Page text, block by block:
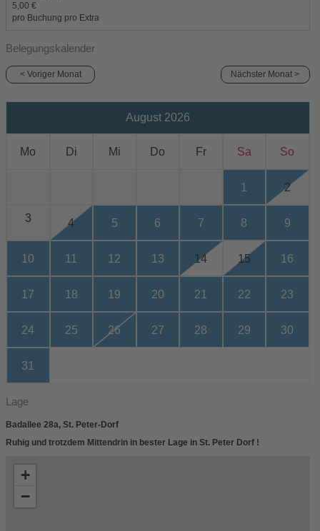
5,00 €
pro Buchung pro Extra
Belegungskalender
< Voriger Monat Nächster Monat >
August 2026
Mo Di Mi Do Fr Sa So
1 2
3 4 5 6 7 8 9
10 11 12 13 14 15 16
17 18 19 20 21 22 23
24 25 26 27 28 29 30
31
Lage
Badallee 28a, St. Peter-Dorf
Ruhig und trotzdem Mittendrin in bester Lage in St. Peter Dorf !
+
−